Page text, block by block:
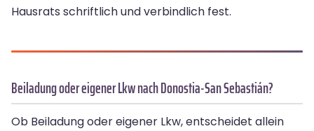
Hausrats schriftlich und verbindlich fest.
Beiladung oder eigener Lkw nach Donostia-San Sebastián?
Ob Beiladung oder eigener Lkw, entscheidet allein